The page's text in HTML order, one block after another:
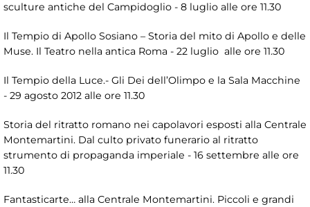
sculture antiche del Campidoglio - 8 luglio alle ore 11.30
Il Tempio di Apollo Sosiano – Storia del mito di Apollo e delle
Muse. Il Teatro nella antica Roma - 22 luglio alle ore 11.30
Il Tempio della Luce.- Gli Dei dell’Olimpo e la Sala Macchine
- 29 agosto 2012 alle ore 11.30
Storia del ritratto romano nei capolavori esposti alla Centrale
Montemartini. Dal culto privato funerario al ritratto
strumento di propaganda imperiale - 16 settembre alle ore
11.30
Fantasticarte… alla Centrale Montemartini. Piccoli e grandi